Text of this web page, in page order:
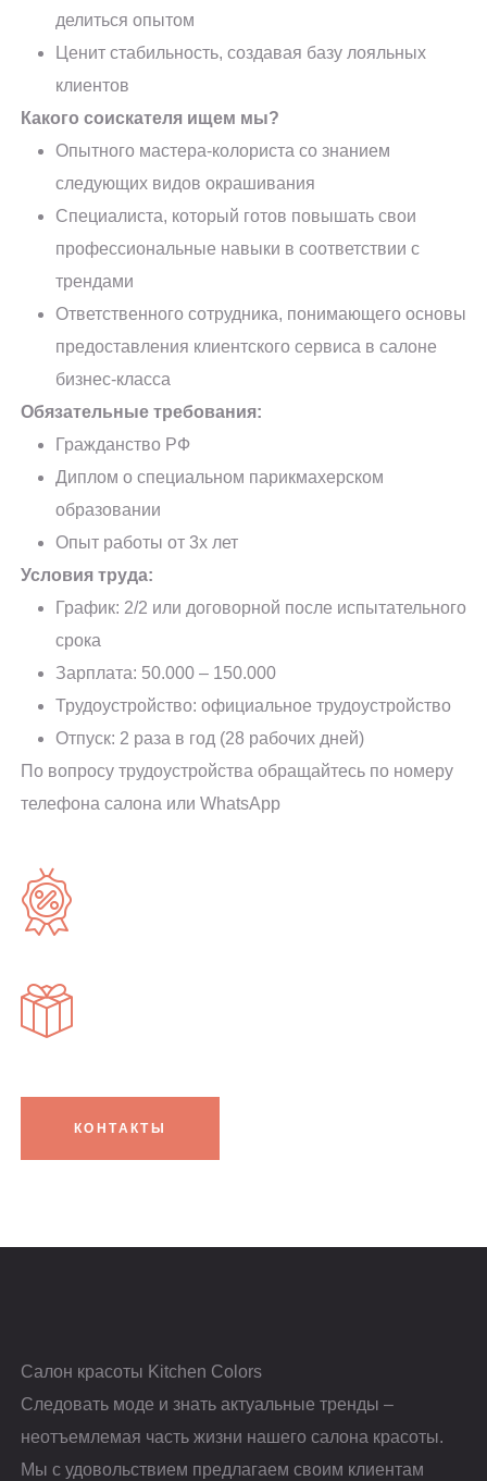
делиться опытом
Ценит стабильность, создавая базу лояльных
клиентов
Какого соискателя ищем мы?
Опытного мастера-колориста со знанием
следующих видов окрашивания
Специалиста, который готов повышать свои
профессиональные навыки в соответствии с
трендами
Ответственного сотрудника, понимающего основы
предоставления клиентского сервиса в салоне
бизнес-класса
Обязательные требования:
Гражданство РФ
Диплом о специальном парикмахерском
образовании
Опыт работы от 3х лет
Условия труда:
График: 2/2 или договорной после испытательного
срока
Зарплата: 50.000 – 150.000
Трудоустройство: официальное трудоустройство
Отпуск: 2 раза в год (28 рабочих дней)
По вопросу трудоустройства обращайтесь по номеру
телефона салона или WhatsApp
КОНТАКТЫ
Салон красоты Kitchen Colors
Следовать моде и знать актуальные тренды –
неотъемлемая часть жизни нашего салона красоты.
Мы с удовольствием предлагаем своим клиентам